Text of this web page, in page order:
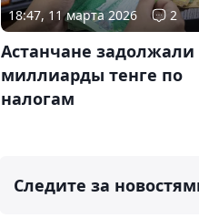
18:47, 11 марта 2026 2
Астанчане задолжали
миллиарды тенге по
налогам
Следите за